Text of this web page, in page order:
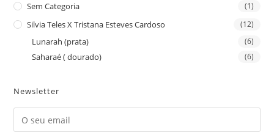
Sem Categoria (1)
Silvia Teles X Tristana Esteves Cardoso (12)
Lunarah (prata) (6)
Saharaé ( dourado) (6)
Newsletter